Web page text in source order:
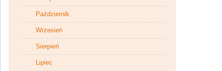
Październik
Wrzesień
Sierpień
Lipiec